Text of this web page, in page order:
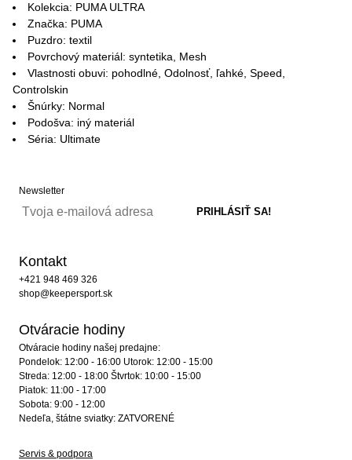
Kolekcia: PUMA ULTRA
Značka: PUMA
Puzdro: textil
Povrchový materiál: syntetika, Mesh
Vlastnosti obuvi: pohodlné, Odolnosť, ľahké, Speed,
Controlskin
Šnúrky: Normal
Podošva: iný materiál
Séria: Ultimate
Newsletter
Kontakt
+421 948 469 326
shop@keepersport.sk
Otváracie hodiny
Otváracie hodiny našej predajne:
Pondelok: 12:00 - 16:00 Utorok: 12:00 - 15:00
Streda: 12:00 - 18:00 Štvrtok: 10:00 - 15:00
Piatok: 11:00 - 17:00
Sobota: 9:00 - 12:00
Nedeľa, štátne sviatky: ZATVORENÉ
Servis & podpora